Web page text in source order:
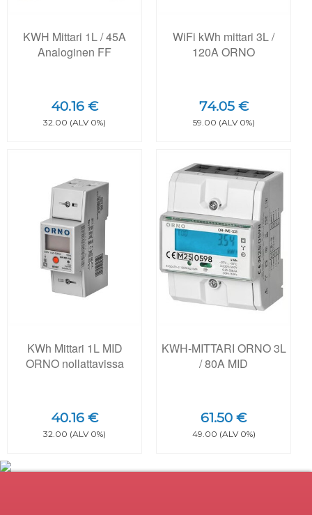
KWH Mittari 1L / 45A
Analoginen FF
40.16 €
32.00 (ALV 0%)
WiFi kWh mittari 3L /
120A ORNO
74.05 €
59.00 (ALV 0%)
KWh Mittari 1L MID
ORNO nollattavissa
40.16 €
32.00 (ALV 0%)
KWH-MITTARI ORNO 3L
/ 80A MID
61.50 €
49.00 (ALV 0%)